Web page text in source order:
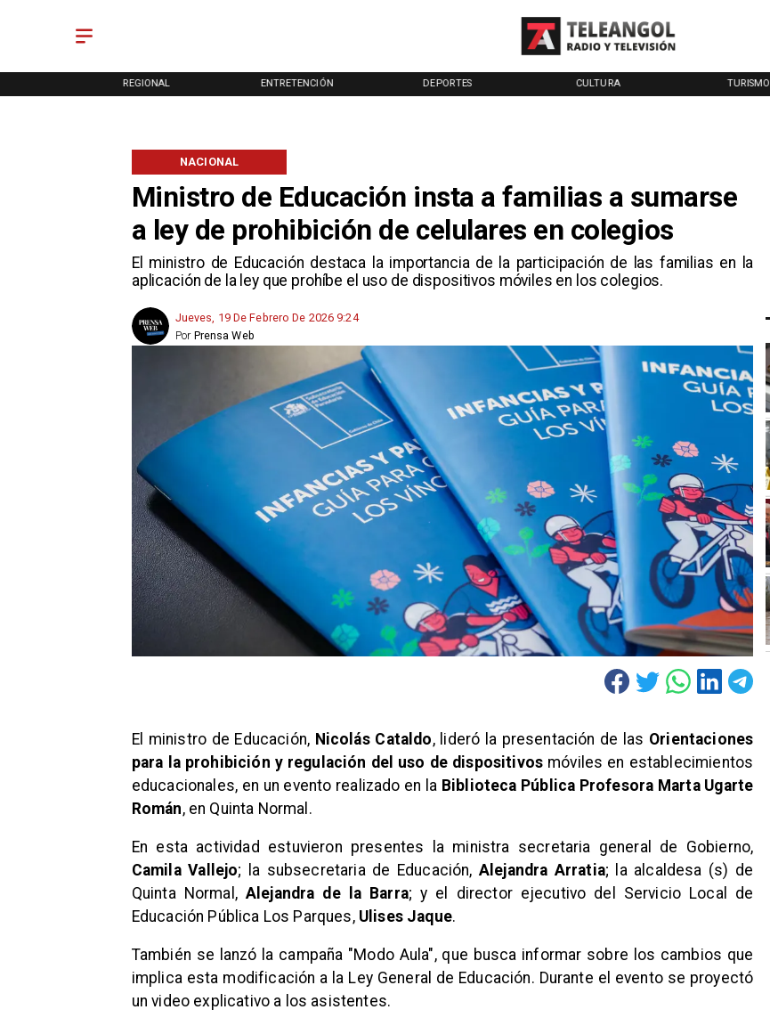
REGIONAL ENTRETENCIÓN DEPORTES CULTURA TURISMO
Ministro de Educación insta a familias a sumarse
a ley de prohibición de celulares en colegios
El ministro de Educación destaca la importancia de la participación de las familias en la
aplicación de la ley que prohíbe el uso de dispositivos móviles en los colegios.
NACIONAL
Jueves, 19 De Febrero De 2026 9:24
Prensa Web
Por
El ministro de Educación, Nicolás Cataldo, lideró la presentación de las Orientaciones
para la prohibición y regulación del uso de dispositivos móviles en establecimientos
educacionales, en un evento realizado en la Biblioteca Pública Profesora Marta Ugarte
Román, en Quinta Normal.
En esta actividad estuvieron presentes la ministra secretaria general de Gobierno,
Camila Vallejo; la subsecretaria de Educación, Alejandra Arratia; la alcaldesa (s) de
Quinta Normal, Alejandra de la Barra; y el director ejecutivo del Servicio Local de
Educación Pública Los Parques, Ulises Jaque.
También se lanzó la campaña "Modo Aula", que busca informar sobre los cambios que
implica esta modificación a la Ley General de Educación. Durante el evento se proyectó
un video explicativo a los asistentes.